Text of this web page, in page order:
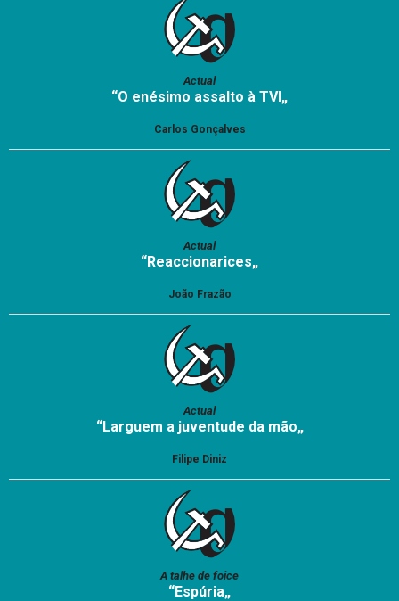
Actual
“O enésimo assalto à TVI„
Carlos Gonçalves
Actual
“Reaccionarices„
João Frazão
Actual
“Larguem a juventude da mão„
Filipe Diniz
A talhe de foice
“Espúria„